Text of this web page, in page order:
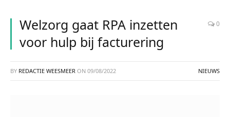
Welzorg gaat RPA inzetten
voor hulp bij facturering
0
BY REDACTIE WEESMEER ON 09/08/2022 NIEUWS